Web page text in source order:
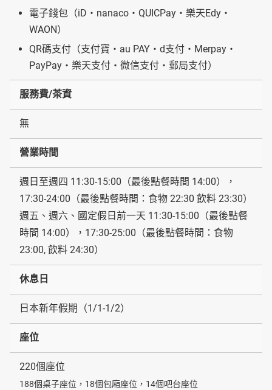
電子錢包（iD・nanaco・QUICPay・樂天Edy・
WAON）
QR碼支付（支付寶・au PAY・d支付・Merpay・
PayPay・樂天支付・微信支付・郵局支付）
服務費/茶資
無
營業時間
週日至週四 11:30-15:00（最後點餐時間 14:00），
17:30-24:00（最後點餐時間：食物 22:30 飲料 23:30）
週五、週六、國定假日前一天 11:30-15:00（最後點餐
時間 14:00），17:30-25:00（最後點餐時間：食物
23:00, 飲料 24:30）
休息日
日本新年假期（1/1-1/2）
座位
220個座位
188個桌子座位，18個包廂座位，14個吧台座位